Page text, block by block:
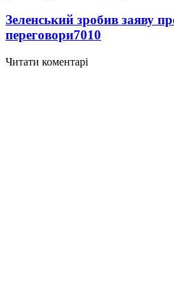
Зеленський зробив заяву
переговори7010
Читати коментарі